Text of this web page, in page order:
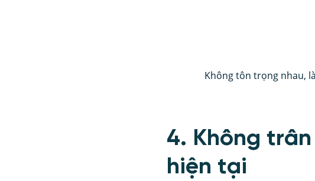
Không tôn trọng nhau,
4. Không
hiện tại